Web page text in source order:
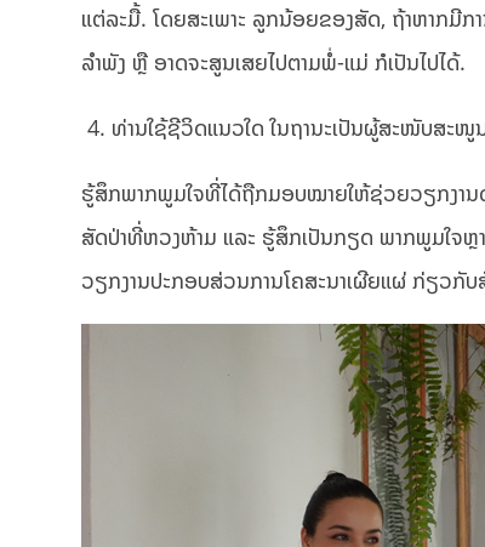
ແຕ່ລະມື້. ໂດຍສະເພາະ ລູກນ້ອຍຂອງສັດ, ຖ້າຫາກມີ
ລຳພັງ ຫຼື ອາດຈະສູນເສຍໄປຕາມພໍ່-ແມ່ ກໍເປັນໄປໄດ້.
4. ທ່ານໃຊ້ຊີວິດແນວໃດ ໃນຖານະເປັນຜູ້ສະໜັບສະ
ຮູ້ສຶກພາກພູມໃຈທີ່ໄດ້ຖືກມອບໝາຍໃຫ້ຊ່ວຍວຽກງາ
ສັດປ່າທີ່ຫວງຫ້າມ ແລະ ຮູ້ສຶກເປັນກຽດ ພາກພູມໃຈ
ວຽກງານປະກອບສ່ວນການໂຄສະນາເຜີຍແຜ່ ກ່ຽວກັ